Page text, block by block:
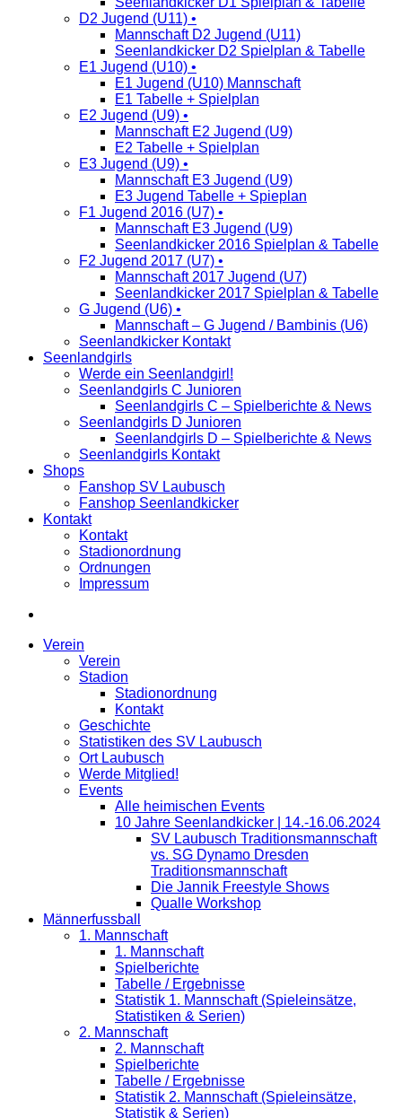
D2 Jugend (U11) •
Mannschaft D2 Jugend (U11)
Seenlandkicker D2 Spielplan & Tabelle
E1 Jugend (U10) •
E1 Jugend (U10) Mannschaft
E1 Tabelle + Spielplan
E2 Jugend (U9) •
Mannschaft E2 Jugend (U9)
E2 Tabelle + Spielplan
E3 Jugend (U9) •
Mannschaft E3 Jugend (U9)
E3 Jugend Tabelle + Spieplan
F1 Jugend 2016 (U7) •
Mannschaft E3 Jugend (U9)
Seenlandkicker 2016 Spielplan & Tabelle
F2 Jugend 2017 (U7) •
Mannschaft 2017 Jugend (U7)
Seenlandkicker 2017 Spielplan & Tabelle
G Jugend (U6) •
Mannschaft – G Jugend / Bambinis (U6)
Seenlandkicker Kontakt
Seenlandgirls
Werde ein Seenlandgirl!
Seenlandgirls C Junioren
Seenlandgirls C – Spielberichte & News
Seenlandgirls D Junioren
Seenlandgirls D – Spielberichte & News
Seenlandgirls Kontakt
Shops
Fanshop SV Laubusch
Fanshop Seenlandkicker
Kontakt
Kontakt
Stadionordnung
Ordnungen
Impressum
Verein
Verein
Stadion
Stadionordnung
Kontakt
Geschichte
Statistiken des SV Laubusch
Ort Laubusch
Werde Mitglied!
Events
Alle heimischen Events
10 Jahre Seenlandkicker | 14.-16.06.2024
SV Laubusch Traditionsmannschaft
vs. SG Dynamo Dresden
Traditionsmannschaft
Die Jannik Freestyle Shows
Qualle Workshop
Männerfussball
1. Mannschaft
1. Mannschaft
Spielberichte
Tabelle / Ergebnisse
Statistik 1. Mannschaft (Spieleinsätze,
Statistiken & Serien)
2. Mannschaft
2. Mannschaft
Spielberichte
Tabelle / Ergebnisse
Statistik 2. Mannschaft (Spieleinsätze,
Statistik & Serien)